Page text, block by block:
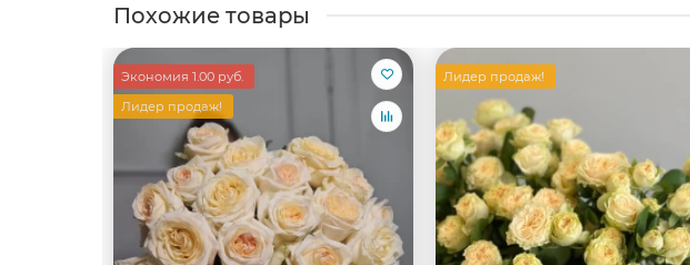
Похожие товары
Экономия 1.00 руб.
Лидер продаж!
Лидер продаж!